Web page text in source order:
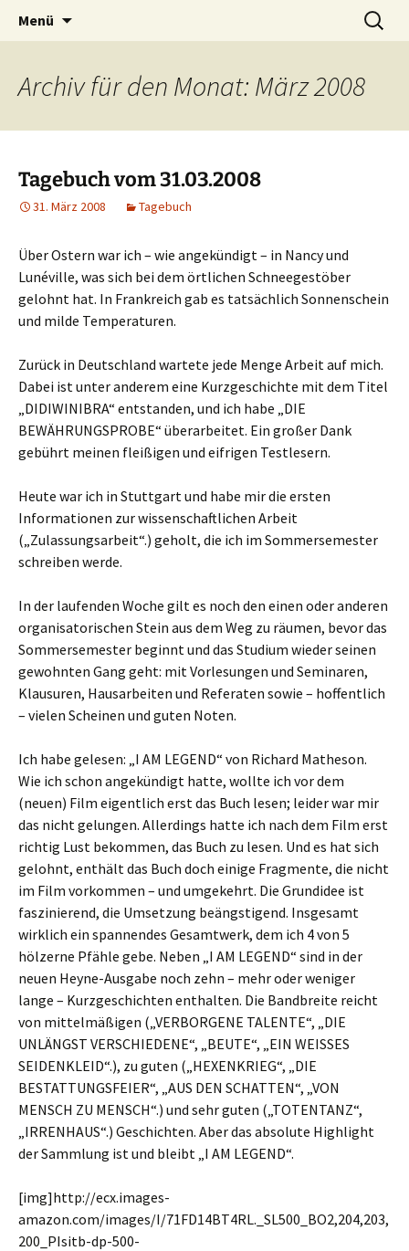
Timo Bader
Willkommen im Reich der Geschichten
Menü
Archiv für den Monat: März 2008
Tagebuch vom 31.03.2008
31. März 2008 Tagebuch
Über Ostern war ich – wie angekündigt – in Nancy und
Lunéville, was sich bei dem örtlichen Schneegestöber
gelohnt hat. In Frankreich gab es tatsächlich Sonnenschein
und milde Temperaturen.
Zurück in Deutschland wartete jede Menge Arbeit auf mich.
Dabei ist unter anderem eine Kurzgeschichte mit dem Titel
„DIDIWINIBRA“ entstanden, und ich habe „DIE
BEWÄHRUNGSPROBE“ überarbeitet. Ein großer Dank
gebührt meinen fleißigen und eifrigen Testlesern.
Heute war ich in Stuttgart und habe mir die ersten
Informationen zur wissenschaftlichen Arbeit
(„Zulassungsarbeit“.) geholt, die ich im Sommersemester
schreiben werde.
In der laufenden Woche gilt es noch den einen oder anderen
organisatorischen Stein aus dem Weg zu räumen, bevor das
Sommersemester beginnt und das Studium wieder seinen
gewohnten Gang geht: mit Vorlesungen und Seminaren,
Klausuren, Hausarbeiten und Referaten sowie – hoffentlich
– vielen Scheinen und guten Noten.
Ich habe gelesen: „I AM LEGEND“ von Richard Matheson.
Wie ich schon angekündigt hatte, wollte ich vor dem
(neuen) Film eigentlich erst das Buch lesen; leider war mir
das nicht gelungen. Allerdings hatte ich nach dem Film erst
richtig Lust bekommen, das Buch zu lesen. Und es hat sich
gelohnt, enthält das Buch doch einige Fragmente, die nicht
im Film vorkommen – und umgekehrt. Die Grundidee ist
faszinierend, die Umsetzung beängstigend. Insgesamt
wirklich ein spannendes Gesamtwerk, dem ich 4 von 5
hölzerne Pfähle gebe. Neben „I AM LEGEND“ sind in der
neuen Heyne-Ausgabe noch zehn – mehr oder weniger
lange – Kurzgeschichten enthalten. Die Bandbreite reicht
von mittelmäßigen („VERBORGENE TALENTE“, „DIE
UNLÄNGST VERSCHIEDENE“, „BEUTE“, „EIN WEISSES
SEIDENKLEID“.), zu guten („HEXENKRIEG“, „DIE
BESTATTUNGSFEIER“, „AUS DEN SCHATTEN“, „VON
MENSCH ZU MENSCH“.) und sehr guten („TOTENTANZ“,
„IRRENHAUS“.) Geschichten. Aber das absolute Highlight
der Sammlung ist und bleibt „I AM LEGEND“.
[img]http://ecx.images-
amazon.com/images/I/71FD14BT4RL._SL500_BO2,204,203,
200_PIsitb-dp-500-